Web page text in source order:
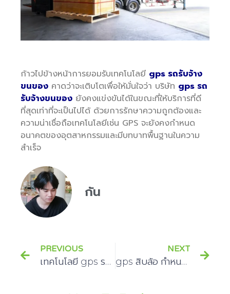
ก้าวไปข้างหน้าการยอมรับเทคโนโลยี gps รถรับจ้าง
ขนของ คาดว่าจะเติบโตเพื่อให้มั่นใจว่า บริษัท gps รถ
รับจ้างขนของ ยังคงแข่งขันได้ในขณะที่ให้บริการที่ดี
ที่สุดเท่าที่จะเป็นไปได้ ด้วยการรักษาความถูกต้องและ
ความน่าเชื่อถือเทคโนโลยีเช่น GPS จะยังคงกำหนด
อนาคตของอุตสาหกรรมและมีบทบาทพื้นฐานในความ
สำเร็จ
กัน
PREVIOUS
เทคโนโลยี gps รถขนของ บรรทุกสินค้า
NEXT
gps สิบล้อ กำหนดโลกแห่งการขนส่ง